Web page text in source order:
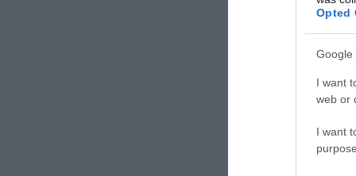
Opted
Google
I want
web or
I want